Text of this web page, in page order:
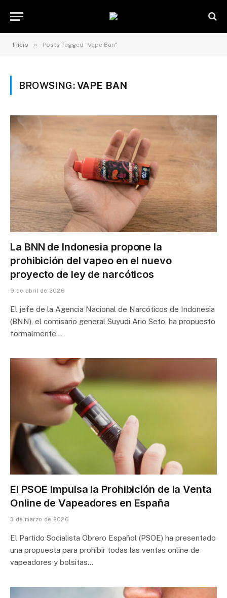
Inicio » Posts Tagged "Vape Ban"
BROWSING:VAPE BAN
La BNN de Indonesia propone la
prohibición del vapeo en el nuevo
proyecto de ley de narcóticos
9 de abril de 2026
El jefe de la Agencia Nacional de Narcóticos de Indonesia
(BNN), el comisario general Suyudi Ario Seto, ha propuesto
formalmente…
El PSOE Impulsa la Prohibición de la Venta
Online de Vapeadores en España
3 de marzo de 2026
El Partido Socialista Obrero Español (PSOE) ha presentado
una propuesta para prohibir todas las ventas online de
vapeadores y bolsitas…